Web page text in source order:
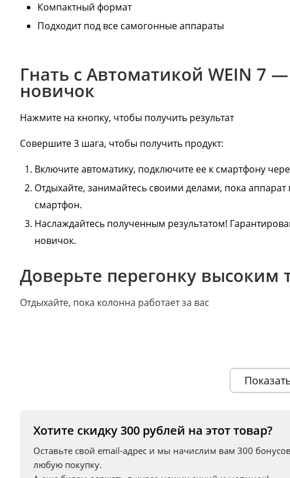
Компактный формат
Подходит под все самогонные аппараты
Гнать с Автоматикой WEIN 7
новичок
Нажмите на кнопку, чтобы получить результат
Совершите 3 шага, чтобы получить продукт:
Включите автоматику, подключите ее к смартфону
Отдыхайте, занимайтесь своими делами, пока
смартфон.
Наслаждайтесь полученным результатом!
новичок.
Доверьте перегонку высоким
Отдыхайте, пока колонна работает за вас
Управление одной кнопкой. Удобное и простое
Экономит время и силы
. Настройте отбор и
Хотите скидку 300 рублей на этот товар?
Оставьте свой email-адрес и мы начислим вам 300
любую покупку.